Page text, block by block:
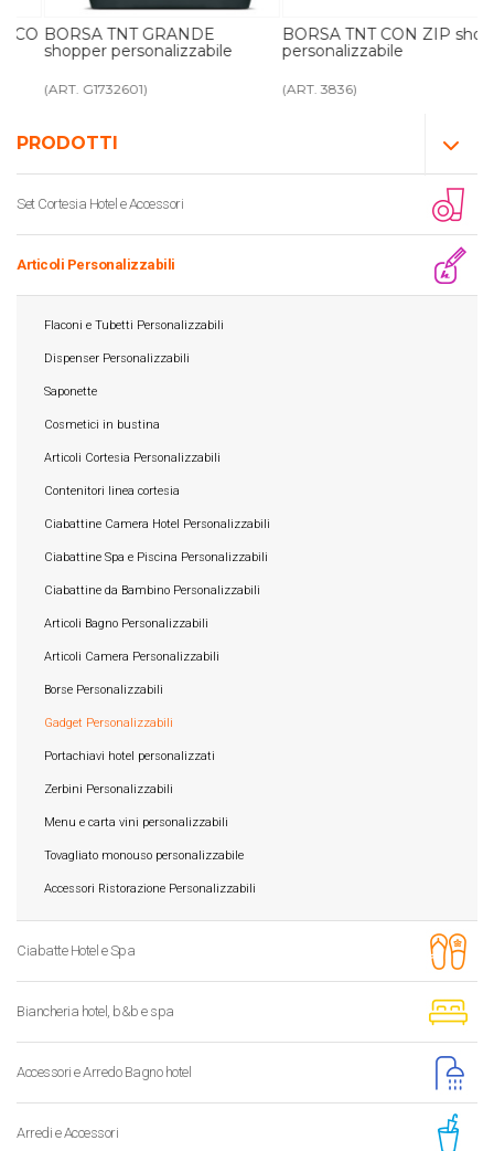
PRODOTTI
Set Cortesia Hotel e Accessori
Articoli Personalizzabili
Flaconi e Tubetti Personalizzabili
Dispenser Personalizzabili
Saponette
Cosmetici in bustina
Articoli Cortesia Personalizzabili
Contenitori linea cortesia
Ciabattine Camera Hotel Personalizzabili
Ciabattine Spa e Piscina Personalizzabili
Ciabattine da Bambino Personalizzabili
Articoli Bagno Personalizzabili
Articoli Camera Personalizzabili
Borse Personalizzabili
Gadget Personalizzabili
Portachiavi hotel personalizzati
Zerbini Personalizzabili
Menu e carta vini personalizzabili
Tovagliato monouso personalizzabile
Accessori Ristorazione Personalizzabili
Ciabatte Hotel e Spa
Biancheria hotel, b&b e spa
Accessori e Arredo Bagno hotel
Arredi e Accessori
BORSA TNT GRANDE
shopper personalizzabile
(ART. G1732601)
BORSA TNT CON ZIP shopper
personalizzabile
(ART. 3836)